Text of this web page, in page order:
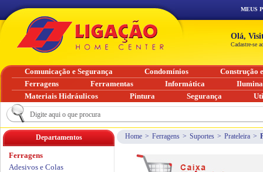
Home > Ferragens > Suportes > Prateleira >
Departamentos
Ferragens
Adesivos e Colas
MEUS
Olá,
Cadastre-se
Comunicação e Segurança Condomínios
Construção
Ferragens
Ferramentas Informática
Materiais Hidráulicos
Pintura Segurança